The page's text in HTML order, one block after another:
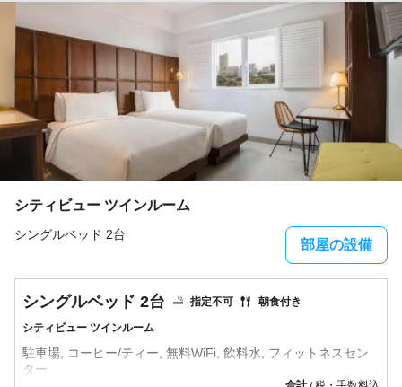
シティビュー ツインルーム
シングルベッド 2台
部屋の設備
シティビュー ツインルーム
指定不可 朝食付き
シングルベッド 2台
駐車場, コーヒー/ティー, 無料WiFi, 飲料水, フィットネスセン